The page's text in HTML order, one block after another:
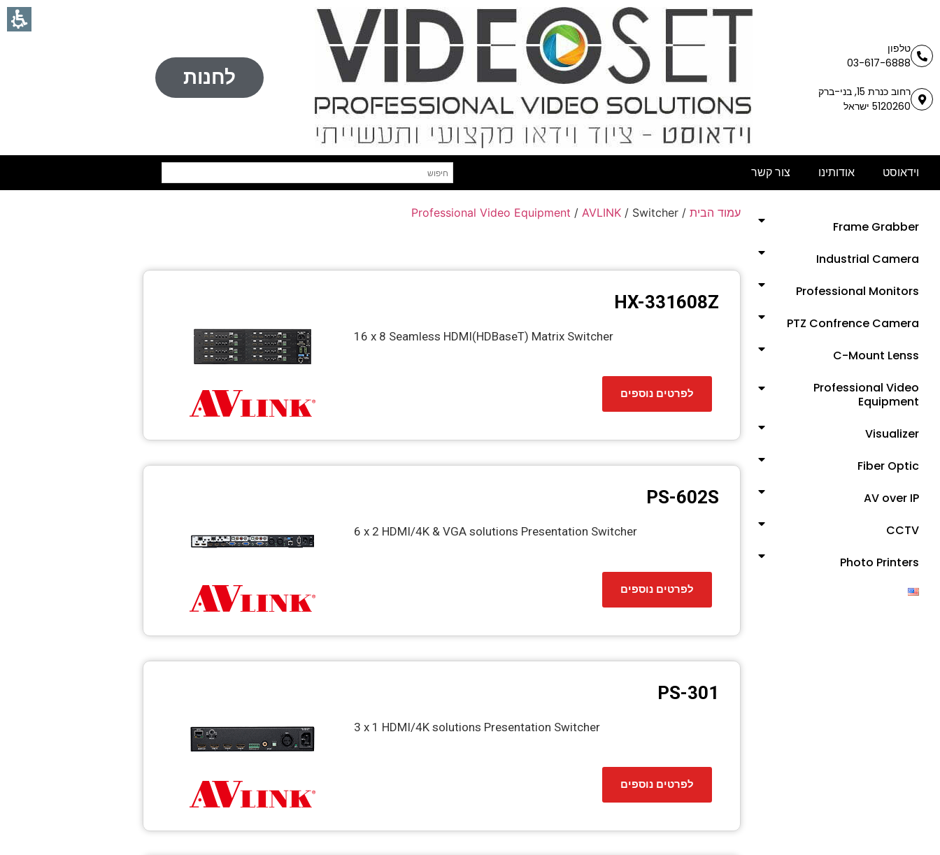
טלפון
03-617-6888
רחוב כנרת 15, בני-ברק
5120260 ישראל
לחנות
וידאוסט אודותינו צור קשר
Frame Grabber
Industrial Camera
Professional Monitors
PTZ Confrence Camera
C-Mount Lenss
Professional Video
Equipment
Visualizer
Fiber Optic
AV over IP
CCTV
Photo Printers
עמוד הבית /
Professional Video Equipment / AVLINK / Switcher
HX-331608Z
16 x 8 Seamless HDMI(HDBaseT) Matrix Switcher
לפרטים נוספים
PS-602S
6 x 2 HDMI/4K & VGA solutions Presentation Switcher
לפרטים נוספים
PS-301
3 x 1 HDMI/4K solutions Presentation Switcher
לפרטים נוספים